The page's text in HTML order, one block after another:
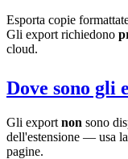
Esporta copie
Gli export richiedono
cloud.
Dove sono gli
Gli export non sono
dell'estensione — usa
pagine.